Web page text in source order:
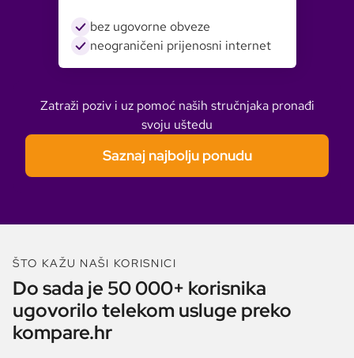
bez ugovorne obveze
neograničeni prijenosni internet
Zatraži poziv i uz pomoć naših stručnjaka pronađi
svoju uštedu
Saznaj najbolju ponudu
ŠTO KAŽU NAŠI KORISNICI
Do sada je 50 000+ korisnika
ugovorilo telekom usluge preko
kompare.hr